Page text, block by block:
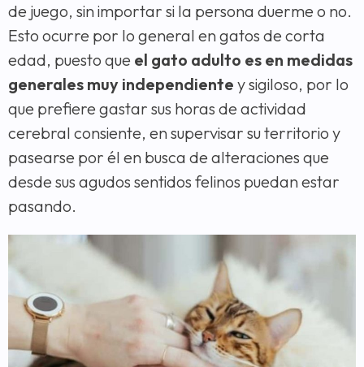
de juego, sin importar si la persona duerme o no.
Esto ocurre por lo general en gatos de corta
edad, puesto que el gato adulto es en medidas
generales muy independiente y sigiloso, por lo
que prefiere gastar sus horas de actividad
cerebral consiente, en supervisar su territorio y
pasearse por él en busca de alteraciones que
desde sus agudos sentidos felinos puedan estar
pasando.